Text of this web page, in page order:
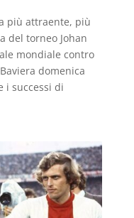
più attraente, più
del torneo Johan
mondiale contro
domenica
i successi di